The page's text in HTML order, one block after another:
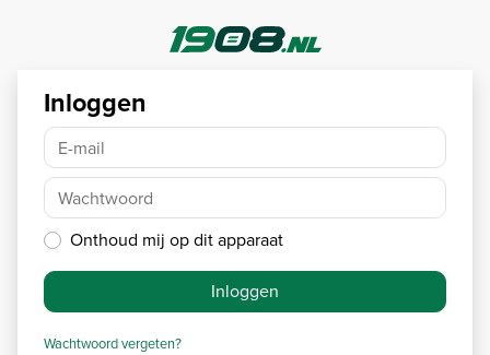
Inloggen
E-mail
Wachtwoord
Onthoud mij op dit apparaat
Inloggen
Wachtwoord vergeten?